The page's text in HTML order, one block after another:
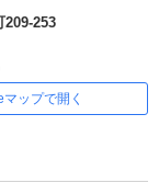
209-253
ップで開く